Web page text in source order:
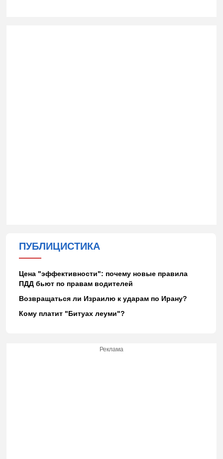
ПУБЛИЦИСТИКА
Цена "эффективности": почему новые правила
ПДД бьют по правам водителей
Возвращаться ли Израилю к ударам по Ирану?
Кому платит "Битуах леуми"?
Реклама